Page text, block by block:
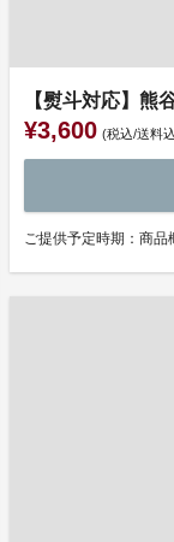
【熨斗対応】熊
¥3,600 (税込/送料
ご提供予定時期：商品